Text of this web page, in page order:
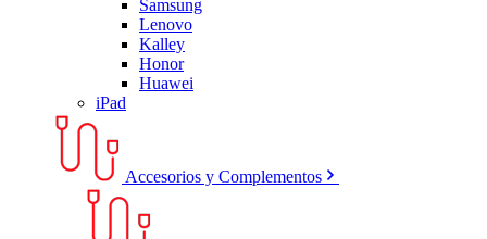
Samsung
Lenovo
Kalley
Honor
Huawei
iPad
Accesorios y Complementos